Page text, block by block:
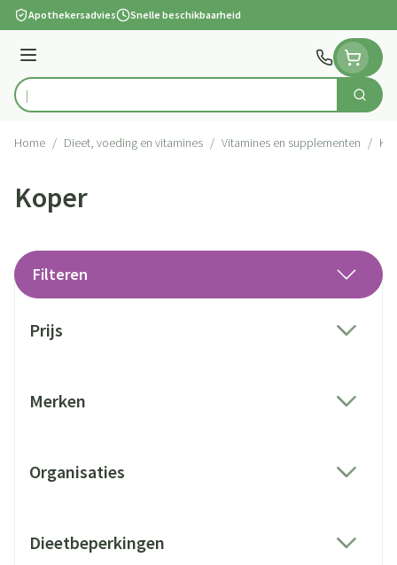
Ga naar de inhoud
Apothekersadvies Snelle beschikbaarheid
Menu
Product, merk, categorie... Zoek
Home / Dieet, voeding en vitamines / Vitamines en supplementen /
Koper
Filteren
Prijs
Merken
Organisaties
Dieetbeperkingen